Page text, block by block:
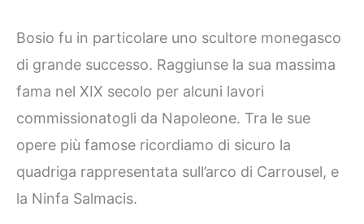
Bosio fu in particolare uno scultore monegasco
di grande successo. Raggiunse la sua massima
fama nel XIX secolo per alcuni lavori
commissionatogli da Napoleone. Tra le sue
opere più famose ricordiamo di sicuro la
quadriga rappresentata sull’arco di Carrousel, e
la Ninfa Salmacis.